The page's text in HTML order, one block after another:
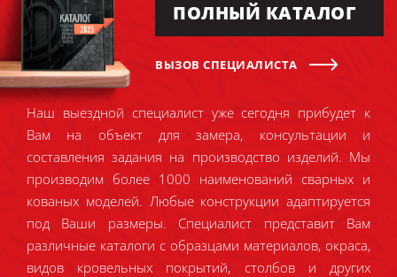
ПОЛНЫЙ КАТАЛОГ
ВЫЗОВ СПЕЦИАЛИСТА
Наш выездной специалист уже сегодня прибудет к
Вам на объект для замера, консультации и
составления задания на производство изделий. Мы
производим более 1000 наименований сварных и
кованых моделей. Любые конструкции адаптируется
под Ваши размеры. Специалист представит Вам
различные каталоги с образцами материалов, окраса,
видов кровельных покрытий, столбов и других